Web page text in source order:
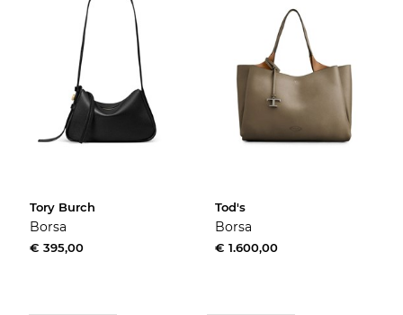
Tory Burch
Borsa
€ 395,00
Tod's
Borsa
€ 1.600,00